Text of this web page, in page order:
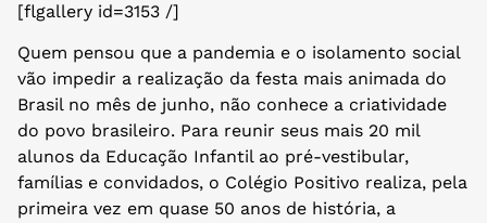
[flgallery id=3153 /]
Quem pensou que a pandemia e o isolamento social
vão impedir a realização da festa mais animada do
Brasil no mês de junho, não conhece a criatividade
do povo brasileiro. Para reunir seus mais 20 mil
alunos da Educação Infantil ao pré-vestibular,
famílias e convidados, o Colégio Positivo realiza, pela
primeira vez em quase 50 anos de história, a